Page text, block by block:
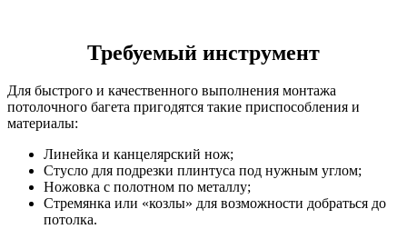
Требуемый инструмент
Для быстрого и качественного выполнения монтажа
потолочного багета пригодятся такие приспособления и
материалы:
Линейка и канцелярский нож;
Стусло для подрезки плинтуса под нужным углом;
Ножовка с полотном по металлу;
Стремянка или «козлы» для возможности добраться до
потолка.